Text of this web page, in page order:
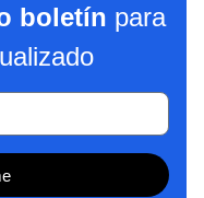
boletín para